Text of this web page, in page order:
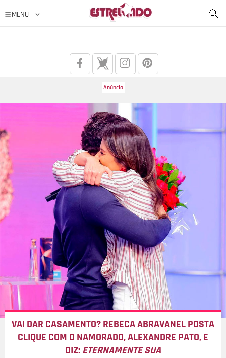
VAI DAR CASAMENTO? REBECA ABRAVANEL POSTA
CLIQUE COM O NAMORADO, ALEXANDRE PATO, E
DIZ:ETERNAMENTE SUA